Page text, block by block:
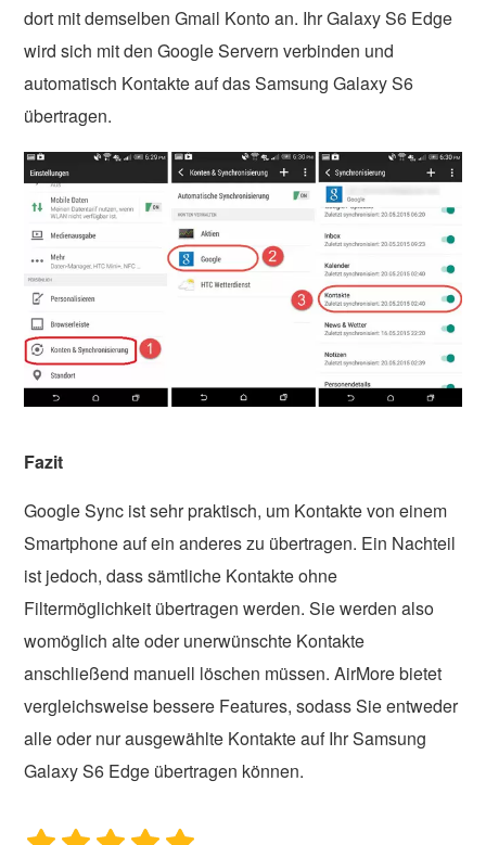
dort mit demselben Gmail Konto an. Ihr Galaxy S6 Edge
wird sich mit den Google Servern verbinden und
automatisch Kontakte auf das Samsung Galaxy S6
übertragen.
Fazit
Google Sync ist sehr praktisch, um Kontakte von einem
Smartphone auf ein anderes zu übertragen. Ein Nachteil
ist jedoch, dass sämtliche Kontakte ohne
Filtermöglichkeit übertragen werden. Sie werden also
womöglich alte oder unerwünschte Kontakte
anschließend manuell löschen müssen. AirMore bietet
vergleichsweise bessere Features, sodass Sie entweder
alle oder nur ausgewählte Kontakte auf Ihr Samsung
Galaxy S6 Edge übertragen können.